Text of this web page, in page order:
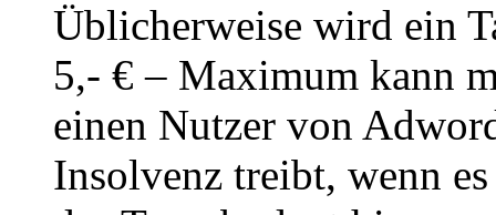
Üblicherweise wird ein
5,- € – Maximum kann
einen Nutzer von
Insolvenz treibt, wenn